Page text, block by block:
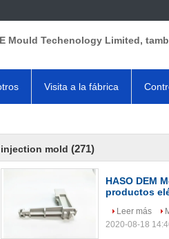
Mould Techenology Limited,
Visita a la fábrica
injection mold (271)
HASO DEM
productos
Leer más
2020-08-18